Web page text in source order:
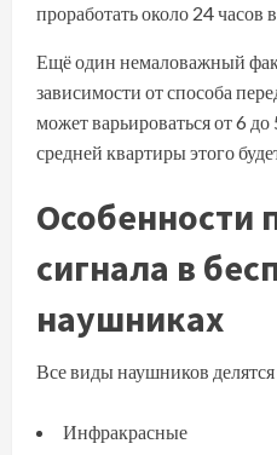
проработать около 24 часов
Ещё один немаловажный
зависимости от способа
может варьироваться от 6
средней квартиры этого
Особенности
сигнала в
наушниках
Все виды наушников
Инфракрасные